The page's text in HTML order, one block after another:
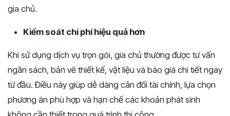
gia chủ.
Kiểm soát chi phí hiệu quả hơn
Khi sử dụng dịch vụ trọn gói, gia chủ thường được tư vấn
ngân sách, bản vẽ thiết kế, vật liệu và báo giá chi tiết ngay
từ đầu. Điều này giúp dễ dàng cân đối tài chính, lựa chọn
phương án phù hợp và hạn chế các khoản phát sinh